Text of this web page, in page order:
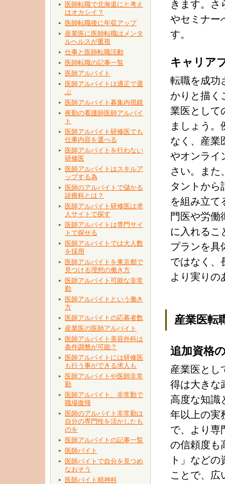
医師転職で北海道にと考え
はオカシイ？
医師転職後に年収アップ
産業医に医師転職はメンタ
ルヘルスが重視
仕事と医師転職活動
医師転職の記事一覧
医師アルバイト
医師アルバイトは適正で選
ぶ
医師アルバイト募集内視鏡
夜勤の看護師医師アルバイ
ト
医師アルバイト研修医でも
仕事内容を選べる
医師アルバイトを行わない
研修医
医師アルバイトはスキルア
ップする為
医師のアルバイトで儲かる
診療科とは？
医師アルバイト研修医は求
人サイトで探す
医師アルバイトは専門サイ
トで探せる
医師アルバイトでは大人数
を採用
医師アルバイトを東京都で
見つける理想の働き方
医師アルバイト可能な非常
勤
医師アルバイトという働き
方
医師アルバイトの応募者数
産業医の医師アルバイト
医師アルバイト美容外科は
条件調整が可能？
医師アルバイトには研修医
も行う事ができる求人も
医師アルバイトや医師非常
勤
医師アルバイト、非常勤で
職場復帰
医師のアルバイト非常勤は
自分の専門性を活かしたも
のを
医師アルバイトの記事一覧
医師バイト
医師バイトで自分を見つめ
なおそう
医師バイト精神科
きます。さ
やセミナー
す。
キャリア
転職を成功
かりと描く
業医として
ましょう
なく、産業
やオンライ
さい。また
タントから
を組み立て
門医や労働
に入れるこ
プランを具
ではなく、
より実りの
産業医転
追加資格
産業医とし
得は大きな
高度な知識
年以上の実
で、より専
の信頼度も
ト」など
ことで、広